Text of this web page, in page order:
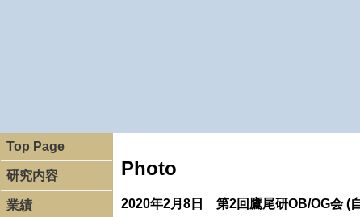
Top Page
研究内容
業績
Photo
2020年2月8日 第2回鷹尾研OB/OG会 (